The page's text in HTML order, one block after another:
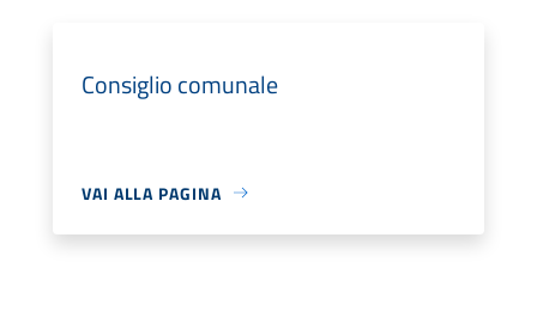
Consiglio comunale
VAI ALLA PAGINA